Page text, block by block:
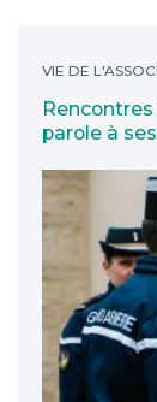
VIE DE
parole à